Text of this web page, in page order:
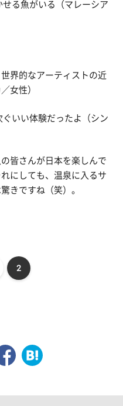
せる魚がいる（マレーシア
界的なアーティストの近
女性）
ぐいい体験だったよ（シン
皆さんが日本を楽しんで
にしても、温泉に入るサ
きですね（笑）。
2